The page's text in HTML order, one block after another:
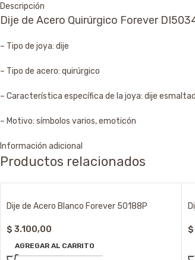
Descripción
Dije de Acero Quirúrgico Forever
– Tipo de joya: dije
– Tipo de acero: quirúrgico
– Característica específica de la joya: dije
– Motivo: símbolos varios, emoticón
Información adicional
Productos relacionados
Dije de Acero Blanco Forever 50188P
$ 3.100,00
AGREGAR AL CARRITO
$